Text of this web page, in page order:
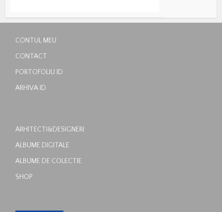
CONTUL MEU
CONTACT
PORTOFOLIU ID
ARHIVA ID
ARHITECTI&DESIGNERI
ALBUME DIGITALE
ALBUME DE COLECTIE
SHOP